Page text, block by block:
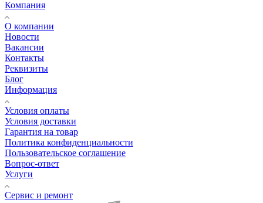
Компания
О компании
Новости
Вакансии
Контакты
Реквизиты
Блог
Информация
Условия оплаты
Условия доставки
Гарантия на товар
Политика конфиденциальности
Пользовательское соглашение
Вопрос-ответ
Услуги
Сервис и ремонт